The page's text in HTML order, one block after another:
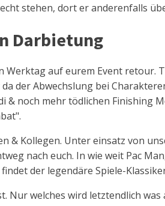
stehen, dort er anderenfalls
Darbietung
auf eurem Event retour.
der Abwechslung bei
noch mehr tödlichen Finishing
& Kollegen. Unter einsatz von
nach euch. In wie weit Pac
der legendäre Spiele-
welches wird letztendlich